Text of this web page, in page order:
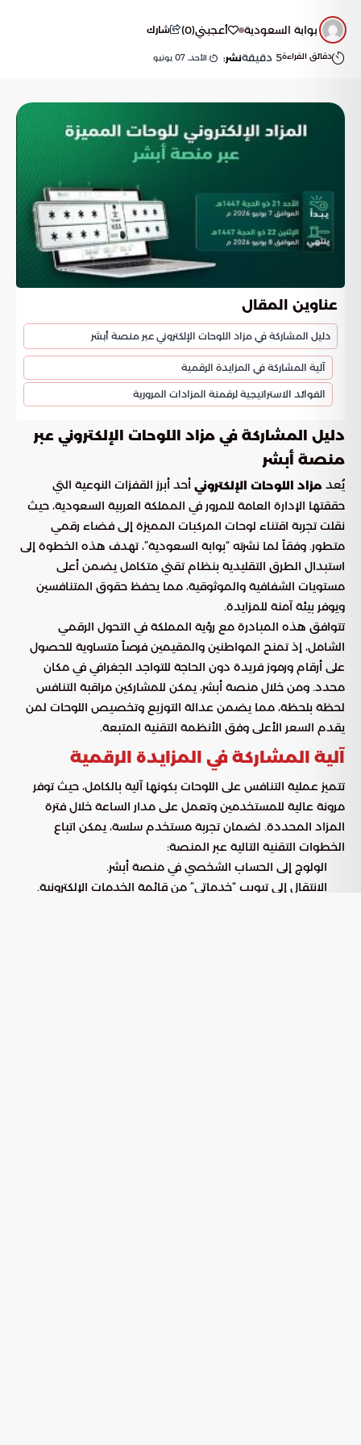
بوابة السعودية أعجبني(
0
) شارك
دقائق القراءة5 دقيقةنشر: الأحد, 07 يونيو
عناوين المقال
دليل المشاركة في مزاد اللوحات الإلكتروني عبر منصة أبشر
آلية المشاركة في المزايدة الرقمية
الفوائد الاستراتيجية لرقمنة المزادات المرورية
دليل المشاركة في مزاد اللوحات الإلكتروني عبر
منصة أبشر
يُعد مزاد اللوحات الإلكتروني أحد أبرز القفزات النوعية التي
حققتها الإدارة العامة للمرور في المملكة العربية السعودية، حيث
نقلت تجربة اقتناء لوحات المركبات المميزة إلى فضاء رقمي
متطور. وفقاً لما نشرته “بوابة السعودية”، تهدف هذه الخطوة إلى
استبدال الطرق التقليدية بنظام تقني متكامل يضمن أعلى
مستويات الشفافية والموثوقية، مما يحفظ حقوق المتنافسين
ويوفر بيئة آمنة للمزايدة.
تتوافق هذه المبادرة مع رؤية المملكة في التحول الرقمي
الشامل، إذ تمنح المواطنين والمقيمين فرصاً متساوية للحصول
على أرقام ورموز فريدة دون الحاجة للتواجد الجغرافي في مكان
محدد. ومن خلال منصة أبشر، يمكن للمشاركين مراقبة التنافس
لحظة بلحظة، مما يضمن عدالة التوزيع وتخصيص اللوحات لمن
يقدم السعر الأعلى وفق الأنظمة التقنية المتبعة.
آلية المشاركة في المزايدة الرقمية
تتميز عملية التنافس على اللوحات بكونها آلية بالكامل، حيث توفر
مرونة عالية للمستخدمين وتعمل على مدار الساعة خلال فترة
المزاد المحددة. لضمان تجربة مستخدم سلسة، يمكن اتباع
الخطوات التقنية التالية عبر المنصة:
الولوج إلى الحساب الشخصي في منصة أبشر.
الانتقال إلى تبويب “خدماتي” من قائمة الخدمات الإلكترونية.